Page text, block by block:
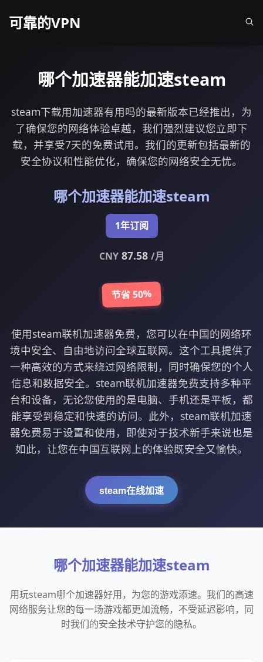
可靠的VPN
哪个加速器能加速steam
steam下载用加速器有用吗的最新版本已经推出，为
了确保您的网络体验卓越，我们强烈建议您立即下
载，并享受7天的免费试用。我们的更新包括最新的
安全协议和性能优化，确保您的网络安全无忧。
哪个加速器能加速steam
1年订阅
CNY87.58 /月
节省 50%
使用steam联机加速器免费，您可以在中国的网络环
境中安全、自由地访问全球互联网。这个工具提供了
一种高效的方式来绕过网络限制，同时确保您的个人
信息和数据安全。steam联机加速器免费支持多种平
台和设备，无论您使用的是电脑、手机还是平板，都
能享受到稳定和快速的访问。此外，steam联机加速
器免费易于设置和使用，即使对于技术新手来说也是
如此，让您在中国互联网上的体验既安全又愉快。
steam在线加速
哪个加速器能加速steam
用玩steam哪个加速器好用，为您的游戏添速。我们的高速
网络服务让您的每一场游戏都更加流畅，不受延迟影响，同
时我们的安全技术守护您的隐私。